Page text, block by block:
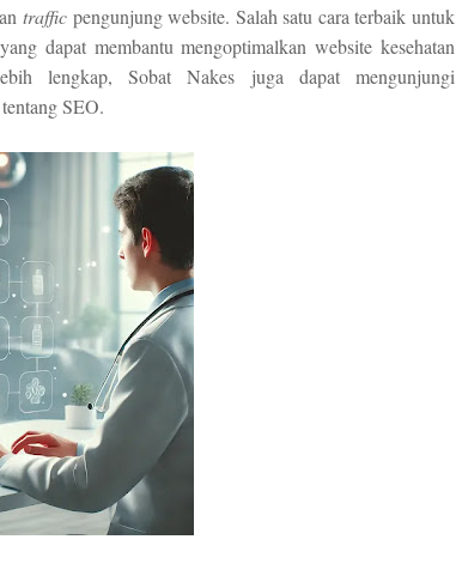
traffic pengunjung website. Salah satu cara terbaik untuk
dapat membantu mengoptimalkan website kesehatan
lengkap, Sobat Nakes juga dapat mengunjungi
SEO.